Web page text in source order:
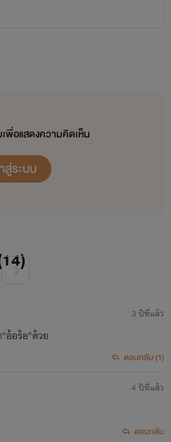
พื่อแสดงความคิดเห็น
สู่ระบบ
14)
"อ้อร้อ"ด้วย
3 ปีที่แล้ว
ตอบกลับ (1)
4 ปีที่แล้ว
ตอบกลับ